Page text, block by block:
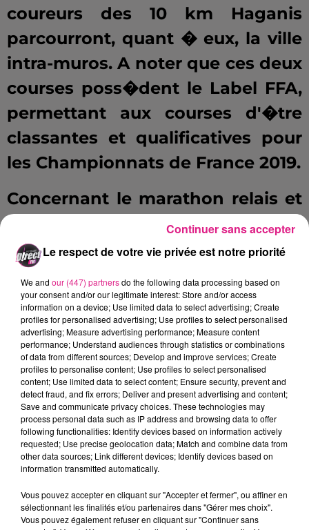
coureurs des 10 km Haganis
parcourront, quant � eux, la ville
intra-muros. A noter que ces deux
courses poss�dent le Label FFA,
permettant aux courses d'�tre
classantes et qualificatives pour
les Championnats de France 2019.
Concernant le marathon relais et
les courses UEM Run Kids,
l'ouverture des inscriptions se
fera en mars prochain.
Rendez-voussur le site du
marathon.
Informations pratiques
MARATHON
35 � jusqu'au 10 juin
46 � du 11 juin au 9 septembre
10KM HAGANIS (limit� � 2500 coureurs)
Le respect de votre vie privée est notre priorité
We and our (447) partnersdo the following data processing based on
your consent and/or our legitimate interest: Store and/or access
information on a device; Use limited data to select advertising; Create
profiles for personalised advertising; Use profiles to select personalised
advertising; Measure advertising performance; Measure content
performance; Understand audiences through statistics or combinations
of data from different sources; Develop and improve services; Create
profiles to personalise content; Use profiles to select personalised
content; Use limited data to select content; Ensure security, prevent and
detect fraud, and fix errors; Deliver and present advertising and content;
Save and communicate privacy choices. These technologies may
process personal data such as IP address and browsing data to offer
following functionalities: Identify devices based on information actively
requested; Use precise geolocation data; Match and combine data from
other data sources; Link different devices; Identify devices based on
information transmitted automatically.
Vous pouvez accepter en cliquant sur "Accepter et fermer", ou affiner en
sélectionnant les finalités et/ou partenaires dans "Gérer mes choix".
Vous pouvez également refuser en cliquant sur "Continuer sans
Continuer sans accepter